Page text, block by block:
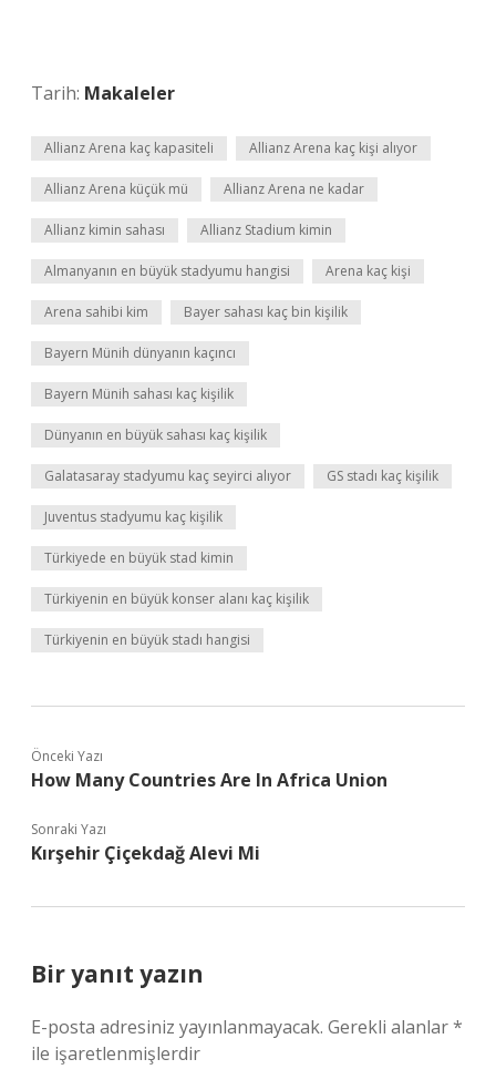
Tarih: Makaleler
Allianz Arena kaç kapasiteli Allianz Arena kaç kişi alıyor
Allianz Arena küçük mü Allianz Arena ne kadar
Allianz kimin sahası Allianz Stadium kimin
Almanyanın en büyük stadyumu hangisi Arena kaç kişi
Arena sahibi kim Bayer sahası kaç bin kişilik
Bayern Münih dünyanın kaçıncı
Bayern Münih sahası kaç kişilik
Dünyanın en büyük sahası kaç kişilik
Galatasaray stadyumu kaç seyirci alıyor GS stadı kaç kişilik
Juventus stadyumu kaç kişilik
Türkiyede en büyük stad kimin
Türkiyenin en büyük konser alanı kaç kişilik
Türkiyenin en büyük stadı hangisi
Önceki Yazı
How Many Countries Are In Africa Union
Sonraki Yazı
Kırşehir Çiçekdağ Alevi Mi
Bir yanıt yazın
E-posta adresiniz yayınlanmayacak. Gerekli alanlar*
ile işaretlenmişlerdir